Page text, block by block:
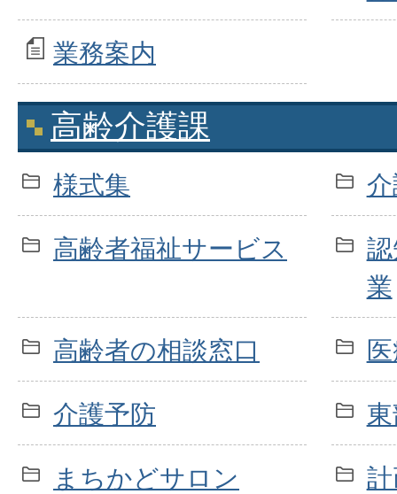
業務案内
高齢介護課
様式集
高齢者福祉サービス
業
高齢者の相談窓口
介護予防
まちかどサロン